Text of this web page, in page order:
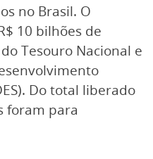
no Brasil. O
10 bilhões de
Tesouro Nacional e
Do total liberado
foram para